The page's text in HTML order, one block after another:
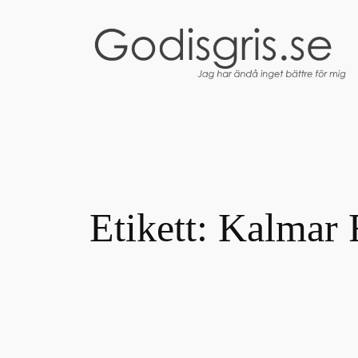
Etikett: Kalmar